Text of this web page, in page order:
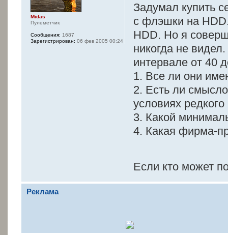
Задумал купить
с флэшки на
HDD. Но я
никогда не
интервале от 40
1. Все ли они
2. Есть ли
условиях
3. Какой
4. Какая фирма-
Если кто может
Midas
Пулеметчик
Сообщения: 1687
Зарегистрирован: 06 фев 2005 00:24
Реклама